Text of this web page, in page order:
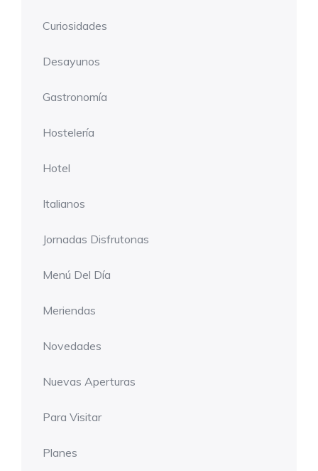
Curiosidades
Desayunos
Gastronomía
Hostelería
Hotel
Italianos
Jornadas Disfrutonas
Menú Del Día
Meriendas
Novedades
Nuevas Aperturas
Para Visitar
Planes